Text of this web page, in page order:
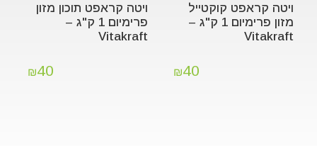
ויטה קראפט קוקטייל
מזון פרימיום 1 ק"ג –
Vitakraft
₪40
ויטה קראפט תוכון מזון
פרימיום 1 ק"ג –
Vitakraft
₪40